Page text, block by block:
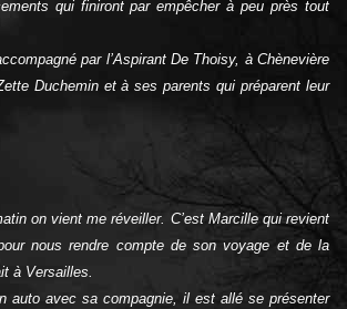
qui finiront par empêcher à peu près tout
par l’Aspirant De Thoisy, à Chènevière
Duchemin et à ses parents qui préparent leur
on vient me réveiller. C’est Marcille qui revient
nous rendre compte de son voyage et de la
à Versailles.
auto avec sa compagnie, il est allé se présenter